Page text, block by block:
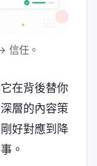
信任。
在背後替你
層的內容策
好對應到降
。